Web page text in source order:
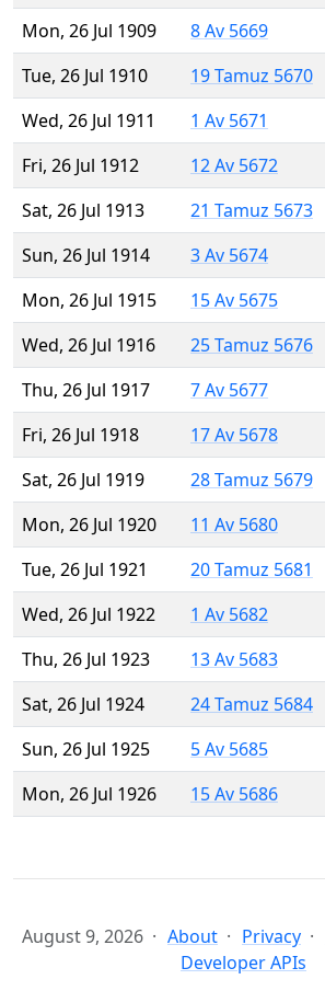
Mon, 26 Jul 1909
8 Av 5669
Tue, 26 Jul 1910
19 Tamuz 5670
Wed, 26 Jul 1911
1 Av 5671
Fri, 26 Jul 1912
12 Av 5672
Sat, 26 Jul 1913
21 Tamuz 5673
Sun, 26 Jul 1914
3 Av 5674
Mon, 26 Jul 1915
15 Av 5675
Wed, 26 Jul 1916
25 Tamuz 5676
Thu, 26 Jul 1917
7 Av 5677
Fri, 26 Jul 1918
17 Av 5678
Sat, 26 Jul 1919
28 Tamuz 5679
Mon, 26 Jul 1920
11 Av 5680
Tue, 26 Jul 1921
20 Tamuz 5681
Wed, 26 Jul 1922
1 Av 5682
Thu, 26 Jul 1923
13 Av 5683
Sat, 26 Jul 1924
24 Tamuz 5684
Sun, 26 Jul 1925
5 Av 5685
Mon, 26 Jul 1926
15 Av 5686
August 9, 2026 About Privacy
Developer APIs